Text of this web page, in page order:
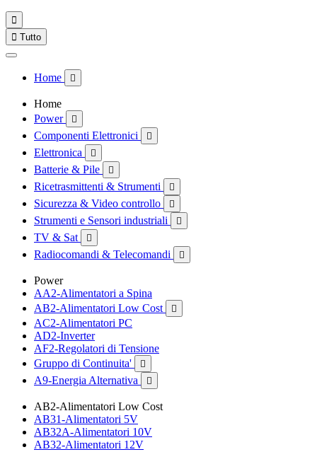

 Tutto
Home 
Home
Power

Componenti Elettronici 
Elettronica 
Batterie & Pile 
Ricetrasmittenti & Strumenti 
Sicurezza & Video controllo 
Strumenti e Sensori industriali 
TV & Sat 
Radiocomandi & Telecomandi 
Power
AA2-Alimentatori a Spina
AB2-Alimentatori Low Cost

AC2-Alimentatori PC
AD2-Inverter
AF2-Regolatori di Tensione
Gruppo di Continuita'

A9-Energia Alternativa 
AB2-Alimentatori Low Cost
AB31-Alimentatori 5V
AB32A-Alimentatori 10V
AB32-Alimentatori 12V